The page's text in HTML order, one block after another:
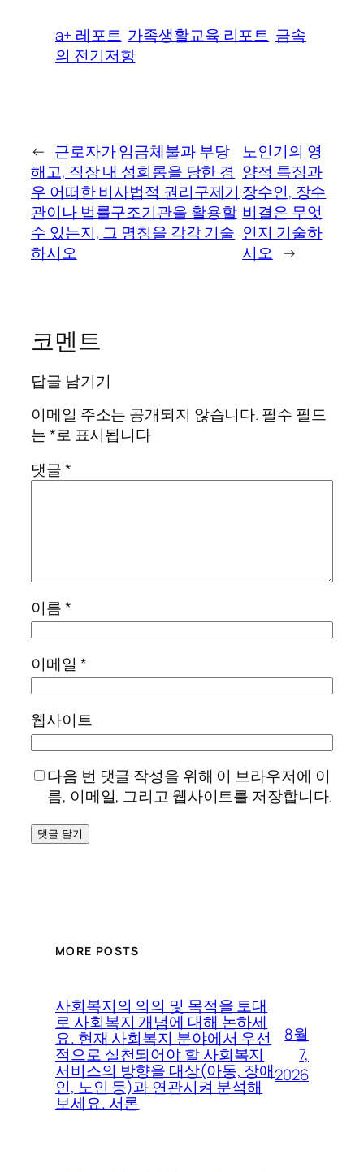
a+ 레포트 가족생활교육 리포트 금속
의 전기저항
← 근로자가 임금체불과 부당
해고, 직장 내 성희롱을 당한 경
우 어떠한 비사법적 권리구제기
관이나 법률구조기관을 활용할
수 있는지, 그 명칭을 각각 기술
하시오
노인기의 영
양적 특징과
장수인, 장수
비결은 무엇
인지 기술하
시오 →
코멘트
답글 남기기
이메일 주소는 공개되지 않습니다. 필수 필드
는*로 표시됩니다
댓글*
이름*
이메일 *
웹사이트
다음 번 댓글 작성을 위해 이 브라우저에 이
름, 이메일, 그리고 웹사이트를 저장합니다.
MORE POSTS
사회복지의 의의 및 목적을 토대
로 사회복지 개념에 대해 논하세
요. 현재 사회복지 분야에서 우선
적으로 실천되어야 할 사회복지
서비스의 방향을 대상(아동, 장애
인, 노인 등)과 연관시켜 분석해
보세요. 서론
8월
7,
2026